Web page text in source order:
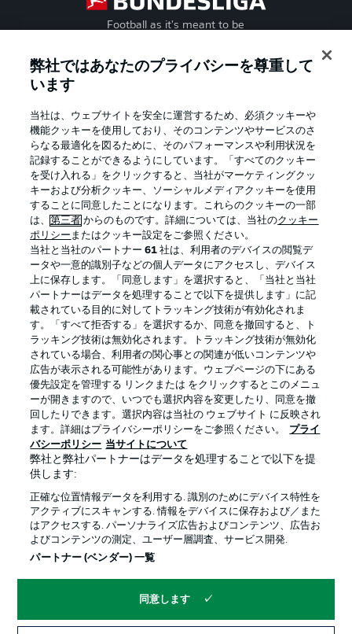
Football as it's meant to be
Official Partners
プライバシー・ポリシー 優先設定を管理する
利用条件 放送局
求人 選手
当サイトについて
© 2026 Bundesliga-Gruppe GmbH
言語をお選びください
弊社ではあなたのプライバシーを尊重して
います
当社は、ウェブサイトを安全に運営するため、必須クッキーや
機能クッキーを使用しており、そのコンテンツやサービスのさ
らなる最適化を図るために、そのパフォーマンスや利用状況を
記録することができるようにしています。「すべてのクッキー
を受け入れる」をクリックすると、当社がマーケティングクッ
キーおよび分析クッキー、ソーシャルメディアクッキーを使用
することに同意したことになります。これらのクッキーの一部
は、第三者 からのものです。詳細については、当社のクッキー
ポリシー またはクッキー設定をご参照ください。
当社と当社のパートナー61 社は、利用者のデバイスの閲覧デ
ータや一意的識別子などの個人データにアクセスし、デバイス
上に保存します。「同意します」を選択すると、「当社と当社
パートナーはデータを処理することで以下を提供します」に記
載されている目的に対してトラッキング技術が有効化されま
す。「すべて拒否する」を選択するか、同意を撤回すると、ト
ラッキング技術は無効化されます。トラッキング技術が無効化
されている場合、利用者の関心事との関連が低いコンテンツや
広告が表示される可能性があります。ウェブページの下にある
優先設定を管理する リンクまたは をクリックするとこのメニュ
ーが開きますので、いつでも選択内容を変更したり、同意を撤
回したりできます。選択内容は当社の ウェブサイト に反映され
ます。詳細はプライバシーポリシーをご参照ください。
プライ
バシーポリシー 当サイトについて
弊社と弊社パートナーはデータを処理することで以下を提
供します:
正確な位置情報データを利用する. 識別のためにデバイス特性を
アクティブにスキャンする. 情報をデバイスに保存および／また
はアクセスする. パーソナライズ広告およびコンテンツ、広告お
よびコンテンツの測定、ユーザー層調査、サービス開発.
パートナー (ベンダー) 一覧
同意します